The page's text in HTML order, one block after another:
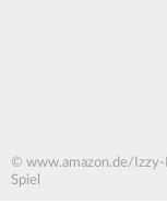
© www.amazon.de/Izzy-
Spiel